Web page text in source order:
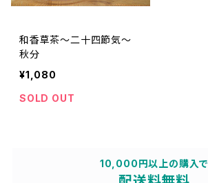
和香草茶～二十四節気～
秋分
¥1,080
SOLD OUT
10,000円以上の購入で